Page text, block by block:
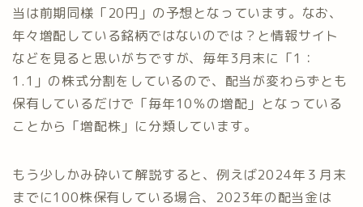
当は前期同様「20円」の予想となっています。なお、
年々増配している銘柄ではないのでは？と情報サイト
などを見ると思いがちですが、毎年3月末に「1：
1.1」の株式分割をしているので、配当が変わらずとも
保有しているだけで「毎年10％の増配」となっている
ことから「増配株」に分類しています。
もう少しかみ砕いて解説すると、例えば2024年３月末
までに100株保有している場合、2023年の配当金は